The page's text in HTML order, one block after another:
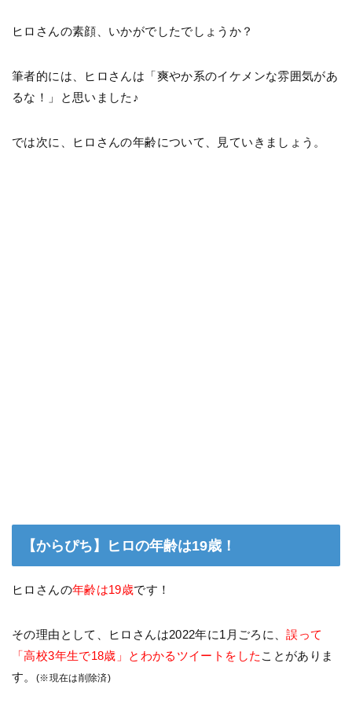
ヒロさんの素顔、いかがでしたでしょうか？
筆者的には、ヒロさんは「爽やか系のイケメンな雰囲気があ
るな！」と思いました♪
では次に、ヒロさんの年齢について、見ていきましょう。
【からぴち】ヒロの年齢は19歳！
ヒロさんの年齢は19歳です！
その理由として、ヒロさんは2022年に1月ごろに、誤って
「高校3年生で18歳」とわかるツイートをした ことがありま
す。
(※現在は削除済)